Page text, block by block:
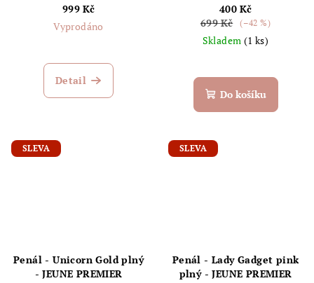
999 Kč
Vyprodáno
Detail
400 Kč
699 Kč
(–42 %)
Skladem (1 ks)
Do košíku
SLEVA
Penál - Unicorn Gold plný
- JEUNE PREMIER
SLEVA
Penál - Lady Gadget pink
plný - JEUNE PREMIER